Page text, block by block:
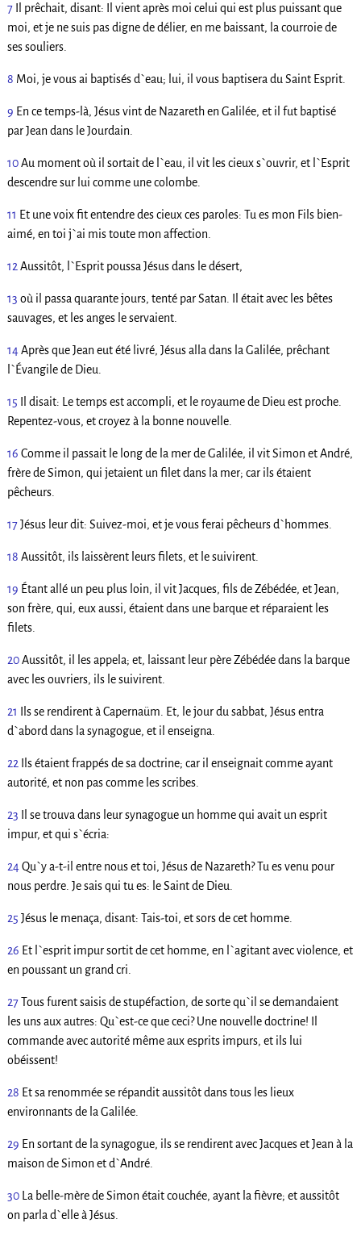
7
Il prêchait, disant: Il vient après moi celui qui est plus puissant que
moi, et je ne suis pas digne de délier, en me baissant, la courroie de
ses souliers.
8 Moi, je vous ai baptisés d`eau; lui, il vous baptisera du Saint Esprit.
9 En ce temps-là, Jésus vint de Nazareth en Galilée, et il fut baptisé
par Jean dans le Jourdain.
10Au moment où il sortait de l`eau, il vit les cieux s`ouvrir, et l`Esprit
descendre sur lui comme une colombe.
11 Et une voix fit entendre des cieux ces paroles: Tu es mon Fils bien-
aimé, en toi j`ai mis toute mon affection.
12Aussitôt, l`Esprit poussa Jésus dans le désert,
13 où il passa quarante jours, tenté par Satan. Il était avec les bêtes
sauvages, et les anges le servaient.
14Après que Jean eut été livré, Jésus alla dans la Galilée, prêchant
l`Évangile de Dieu.
15
Il disait: Le temps est accompli, et le royaume de Dieu est proche.
Repentez-vous, et croyez à la bonne nouvelle.
16 Comme il passait le long de la mer de Galilée, il vit Simon et André,
frère de Simon, qui jetaient un filet dans la mer; car ils étaient
pêcheurs.
17Jésus leur dit: Suivez-moi, et je vous ferai pêcheurs d`hommes.
18 Aussitôt, ils laissèrent leurs filets, et le suivirent.
19 Étant allé un peu plus loin, il vit Jacques, fils de Zébédée, et Jean,
son frère, qui, eux aussi, étaient dans une barque et réparaient les
filets.
20Aussitôt, il les appela; et, laissant leur père Zébédée dans la barque
avec les ouvriers, ils le suivirent.
21
Ils se rendirent à Capernaüm. Et, le jour du sabbat, Jésus entra
d`abord dans la synagogue, et il enseigna.
22
Ils étaient frappés de sa doctrine; car il enseignait comme ayant
autorité, et non pas comme les scribes.
23
Il se trouva dans leur synagogue un homme qui avait un esprit
impur, et qui s`écria:
24Qu`y a-t-il entre nous et toi, Jésus de Nazareth? Tu es venu pour
nous perdre. Je sais qui tu es: le Saint de Dieu.
25 Jésus le menaça, disant: Tais-toi, et sors de cet homme.
26 Et l`esprit impur sortit de cet homme, en l`agitant avec violence, et
en poussant un grand cri.
27Tous furent saisis de stupéfaction, de sorte qu`il se demandaient
les uns aux autres: Qu`est-ce que ceci? Une nouvelle doctrine! Il
commande avec autorité même aux esprits impurs, et ils lui
obéissent!
28 Et sa renommée se répandit aussitôt dans tous les lieux
environnants de la Galilée.
29 En sortant de la synagogue, ils se rendirent avec Jacques et Jean à la
maison de Simon et d`André.
30 La belle-mère de Simon était couchée, ayant la fièvre; et aussitôt
on parla d`elle à Jésus.